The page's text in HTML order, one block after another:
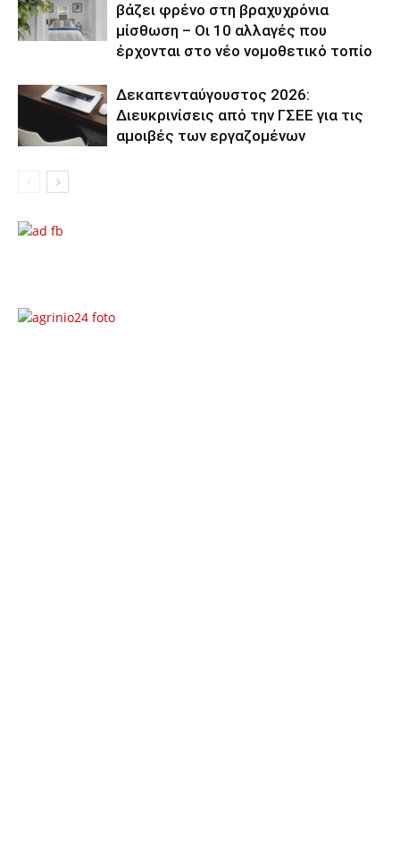
βάζει φρένο στη βραχυχρόνια
μίσθωση – Οι 10 αλλαγές που
έρχονται στο νέο νομοθετικό τοπίο
Δεκαπενταύγουστος 2026:
Διευκρινίσεις από την ΓΣΕΕ για τις
αμοιβές των εργαζομένων